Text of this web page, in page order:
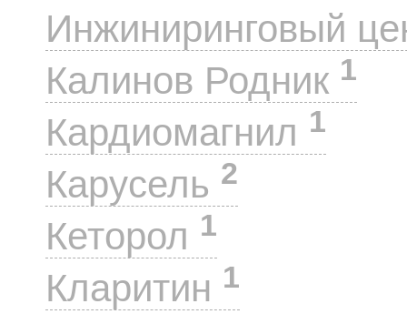
Инжиниринговый
Калинов Родник 1
Кардиомагнил 1
Карусель 2
Кеторол 1
Кларитин 1